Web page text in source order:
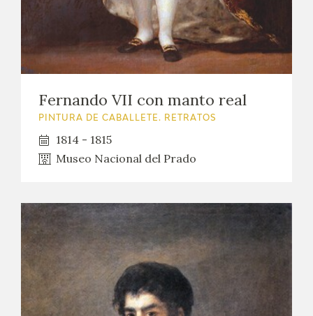
Fernando VII con manto real
PINTURA DE CABALLETE. RETRATOS
1814 - 1815
Museo Nacional del Prado